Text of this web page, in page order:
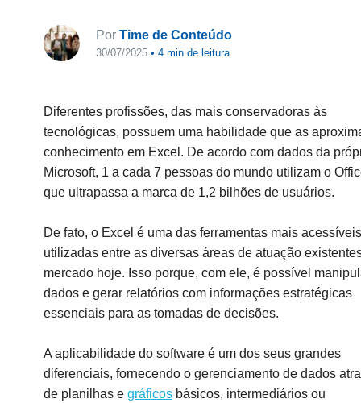
Por Time de Conteúdo
30/07/2025 • 4 min de leitura
Diferentes profissões, das mais conservadoras às
tecnológicas, possuem uma habilidade que as
conhecimento em Excel. De acordo com dados da
Microsoft, 1 a cada 7 pessoas do mundo utilizam o
que ultrapassa a marca de 1,2 bilhões de usuários.
De fato, o Excel é uma das ferramentas mais
utilizadas entre as diversas áreas de atuação
mercado hoje. Isso porque, com ele, é possível
dados e gerar relatórios com informações estratégicas
essenciais para as tomadas de decisões.
A aplicabilidade do software é um dos seus grandes
diferenciais, fornecendo o gerenciamento de dados
de planilhas e gráficosbásicos, intermediários ou